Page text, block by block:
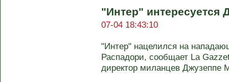
"Интер"
07-04 18:43:10
"Интер" нацелился на
Распадори, сообщает La
директор миланцев Джузеппе